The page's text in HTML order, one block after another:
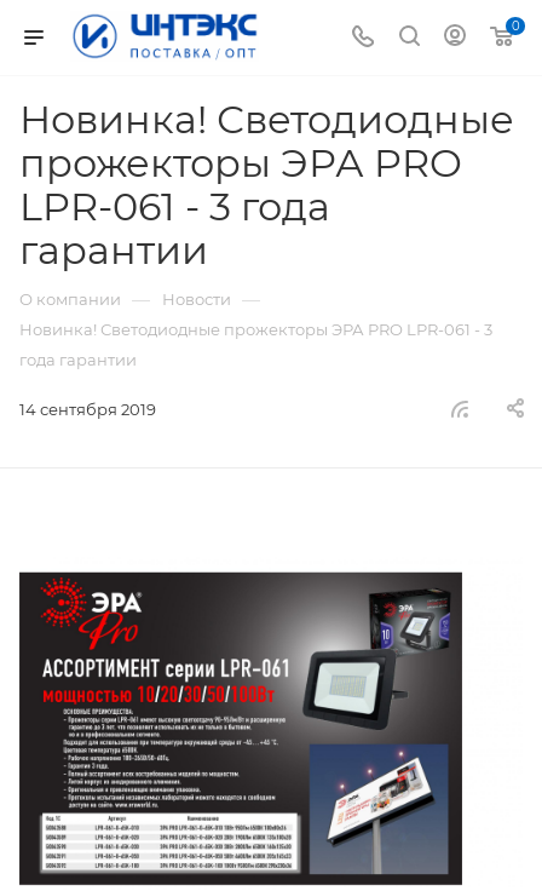
0
Новинка! Светодиодные
прожекторы ЭРА PRO
LPR-061 - 3 года
гарантии
О компании — Новости —
Новинка! Светодиодные прожекторы ЭРА PRO LPR-061 - 3
года гарантии
14 сентября 2019